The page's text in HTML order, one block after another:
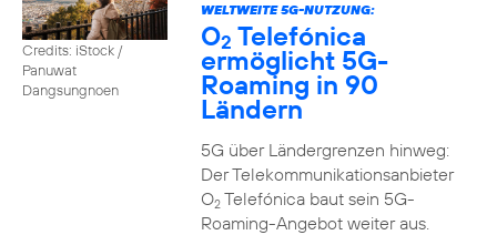
Credits: iStock /
Panuwat
Dangsungnoen
WELTWEITE 5G-NUTZUNG:
O2 Telefónica
ermöglicht 5G-
Roaming in 90
Ländern
5G über Ländergrenzen hinweg:
Der Telekommunikationsanbieter
O2Telefónica baut sein 5G-
Roaming-Angebot weiter aus.